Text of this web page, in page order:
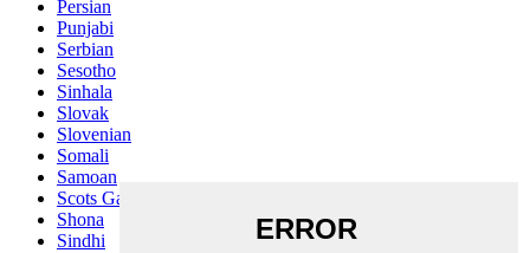
Persian
Punjabi
Serbian
Sesotho
Sinhala
Slovak
Slovenian
Somali
Samoan
Scots Gaelic
Shona
Sindhi